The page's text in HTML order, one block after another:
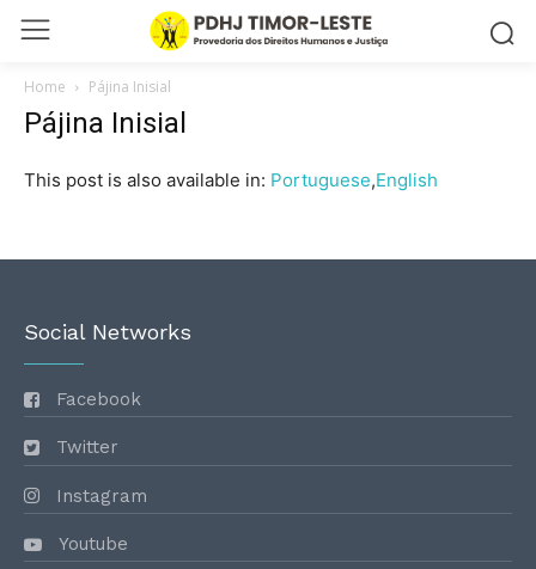
Home Pájina Inisial
Pájina Inisial
This post is also available in: Portuguese English
Social Networks
Facebook
Twitter
Instagram
Youtube